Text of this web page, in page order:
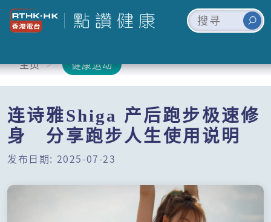
主页 健康运动
连诗雅Shiga 产后跑步极速修
身 分享跑步人生使用说明
发布日期: 2025-07-23